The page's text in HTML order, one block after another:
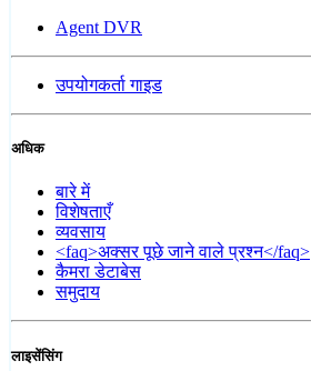
Agent DVR
उपयोगकर्ता गाइड
अधिक
बारे में
विशेषताएँ
व्यवसाय
<faq>अक्सर पूछे जाने वाले प्रश्न</faq>
कैमरा डेटाबेस
समुदाय
लाइसेंसिंग